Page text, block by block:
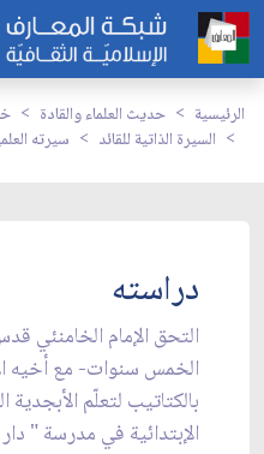
الرئيسية حديث العلماء والقادة
السيرة الذاتية للقائد
سيرته
دراسته
التحق الإمام الخامنئي
الخمس سنوات- مع أخيه
بالكتاتيب لتعلّم الأبجدية
الإبتدائية في مدرسة "